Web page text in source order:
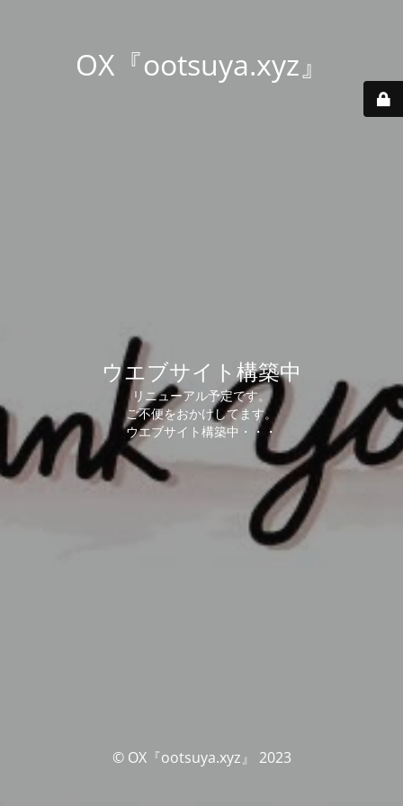
OX『ootsuya.xyz』
ウエブサイト構築中
リニューアル予定です。
ご不便をおかけしてます。
ウエブサイト構築中・・・
© OX『ootsuya.xyz』 2023